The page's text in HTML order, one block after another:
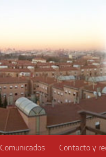
Comunicados Contacto y